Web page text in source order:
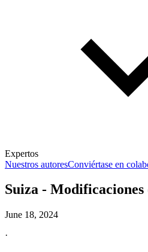
Expertos
Nuestros autoresConviértase en
Suiza -
June 18, 2024
·